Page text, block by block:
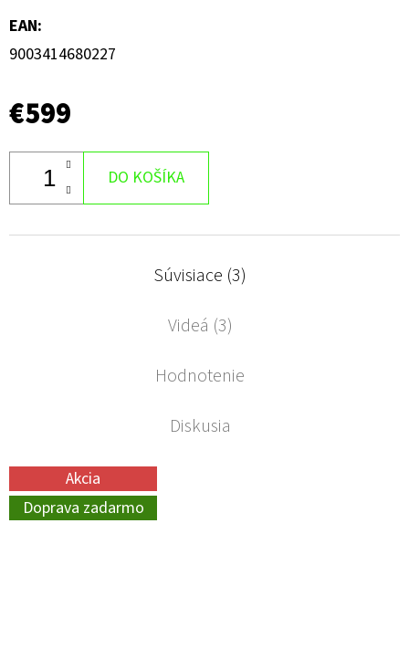
EAN:
9003414680227
€599
DO KOŠÍKA
Súvisiace (3)
Videá (3)
Hodnotenie
Diskusia
Akcia
Doprava zadarmo